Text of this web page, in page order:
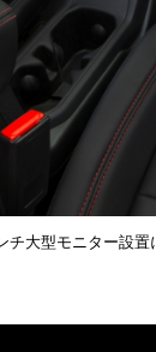
大型モニター設置